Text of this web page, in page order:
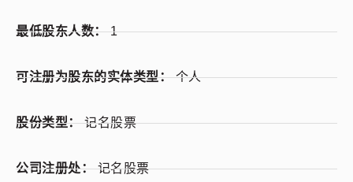
最低股东人数：1
可注册为股东的实体类型：个人
股份类型：记名股票
公司注册处：记名股票